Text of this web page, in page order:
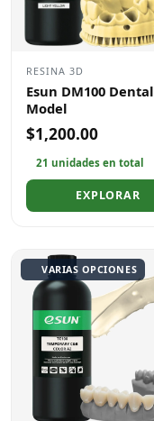
RESINA 3D
Esun DM100 Dental
Model
$1,200.00
21 unidades en total
EXPLORAR
VARIAS OPCIONES